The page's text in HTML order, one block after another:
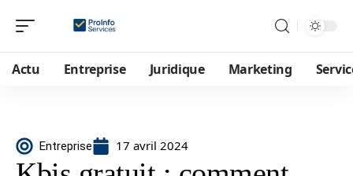
Actu Entreprise Juridique Marketing
Entreprise 17 avril 2024